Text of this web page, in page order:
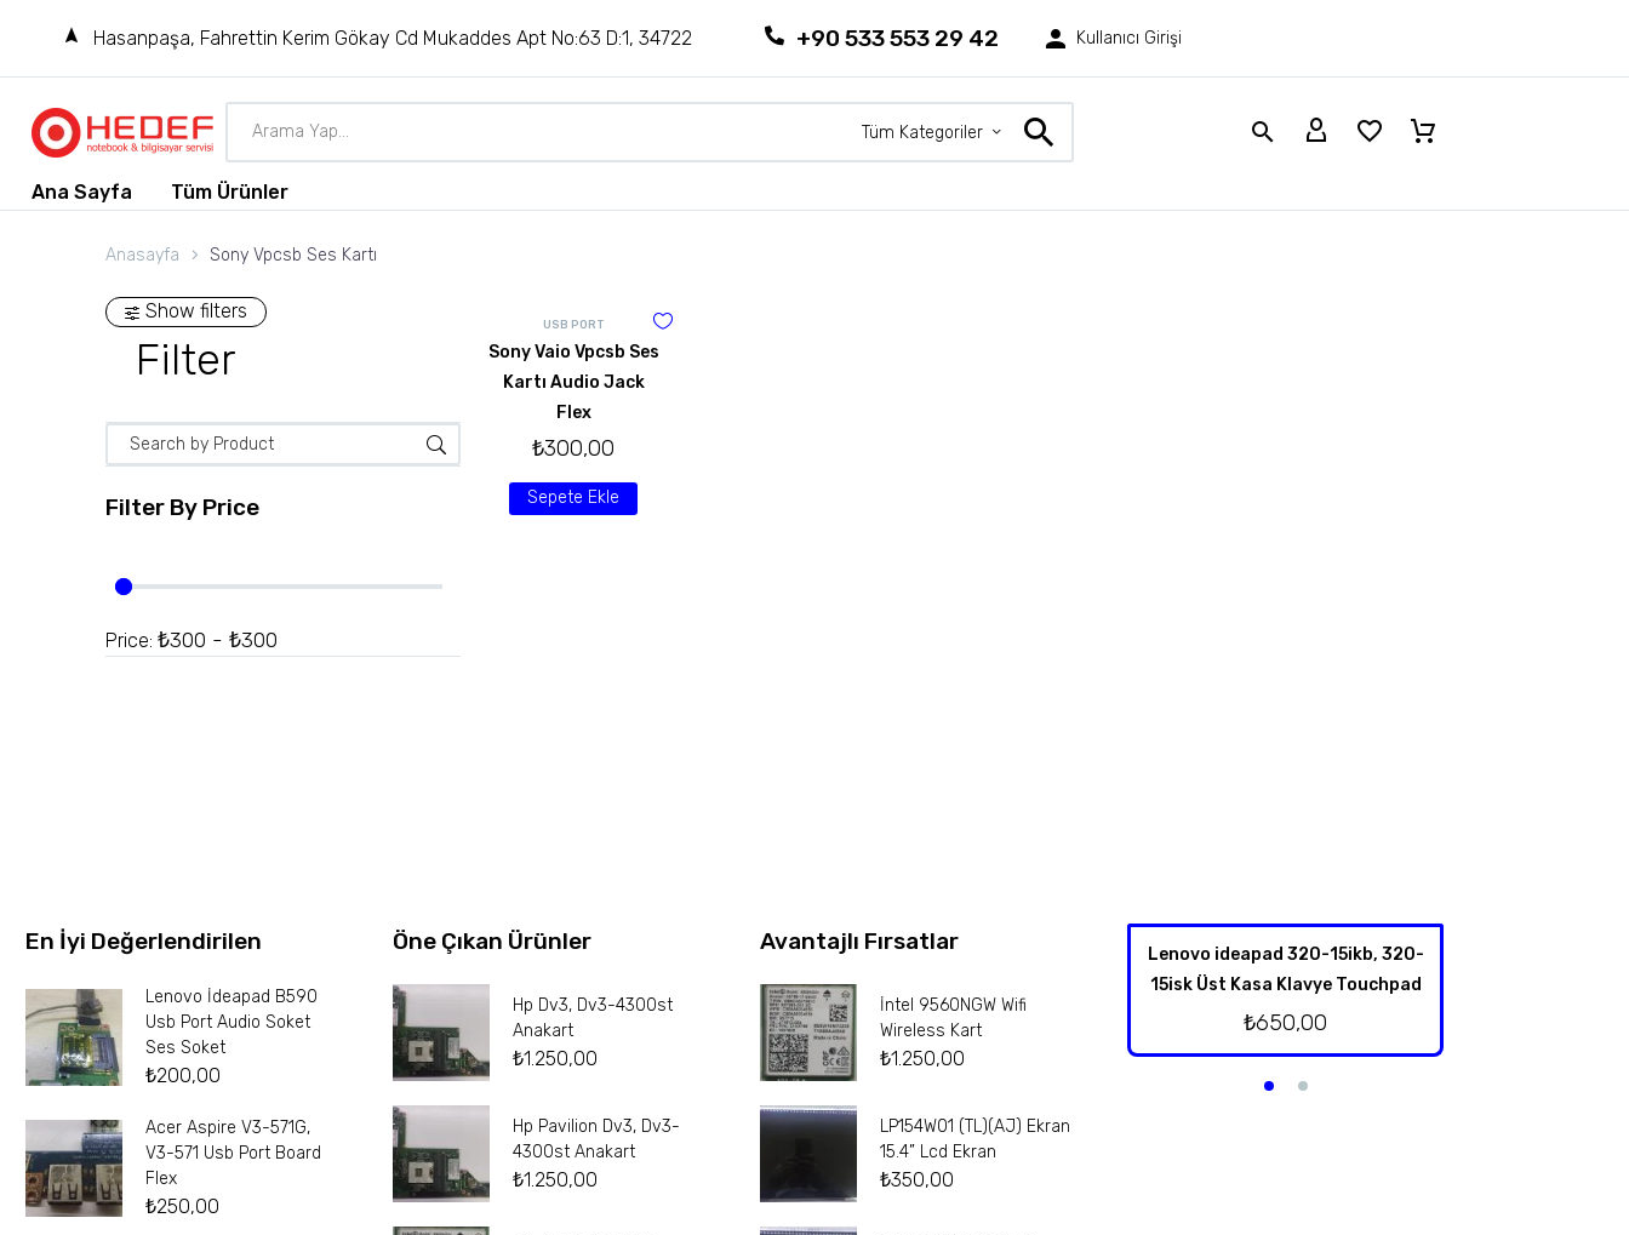
Hasanpaşa, Fahrettin Kerim Gökay Cd Mukaddes Apt No:63 D:1, 34722 +90 533 553 29 42 Kullanıcı Girişi
Tüm Kategoriler
Ana Sayfa Tüm Ürünler
Anasayfa Sony Vpcsb Ses Kartı
Show filters
Filter
Filter By Price
Price: ₺300 - ₺300
USB PORT
Sony Vaio Vpcsb Ses
Kartı Audio Jack
Flex
₺300,00
Sepete Ekle
En İyi Değerlendirilen
Lenovo İdeapad B590
Usb Port Audio Soket
Ses Soket
₺200,00
Acer Aspire V3-571G,
V3-571 Usb Port Board
Flex
₺250,00
Öne Çıkan Ürünler
Hp Dv3, Dv3-4300st
Anakart
₺1.250,00
Hp Pavilion Dv3, Dv3-
4300st Anakart
₺1.250,00
Avantajlı Fırsatlar
İntel 9560NGW Wifi
Wireless Kart
₺1.250,00
LP154W01 (TL)(AJ) Ekran
15.4” Lcd Ekran
₺350,00
Lenovo ideapad 320-15ikb, 320-
15isk Üst Kasa Klavye Touchpad
₺650,00